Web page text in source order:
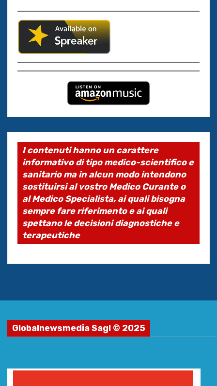
I contenuti hanno un carattere
informativo di tipo medico-scientifico e
sanitario ma in alcun modo intendono
sostituirsi al vostro Medico Curante o
al Medico Specialista, ai quali bisogna
sempre fare riferimento e ai quali
spettano le decisioni diagnostiche e
terapeutiche
Globalnewsmedia Sagl © 2025